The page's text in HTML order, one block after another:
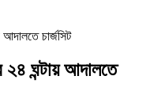
চার্জসিট
ঘন্টায় আদালতে